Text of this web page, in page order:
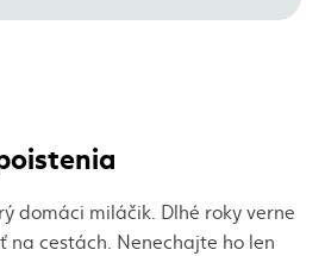
domáci miláčik. Dlhé roky verne
na cestách. Nenechajte ho len